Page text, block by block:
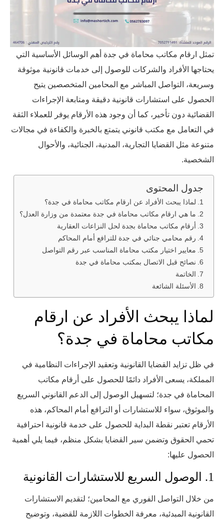
تمثل ارقام مكاتب محاماة في جدة أهم الوسائل الأساسية التي
يحتاجها الأفراد والشركات للوصول إلى خدمات قانونية موثوقة
وسريعة، التواصل المباشر مع المحامين المتخصصين يتيح
الحصول على استشارات قانونية دقيقة ومتابعة الإجراءات
القضائية دون تأخير، كما أن وجود هذه الأرقام يوفر للعملاء الثقة
في التعامل مع مكتب قانوني يتمتع بالخبرة والكفاءة في مجالات
متنوعة مثل القضايا التجارية، المدنية، الجنائية، والأحوال
الشخصية.
جدول المحتوى
لماذا يبحث الأفراد عن ارقام مكاتب محاماة في جدة؟
ما هي ارقام مكاتب محاماة في جدة معتمدة من وزارة العدل؟
أرقام مكاتب محاماة بجدة لحل النزاعات العقارية
رقم محامي جنائي في جدة للترافع أمام المحاكم
معايير اختيار مكتب محاماة المناسب عبر رقم التواصل
نصائح قبل الاتصال بمكتب محاماة في جدة
الخاتمة
الأسئلة الشائعة
لماذا يبحث الأفراد عن ارقام
مكاتب محاماة في جدة؟
في ظل تزايد القضايا القانونية وتعقيد الإجراءات النظامية في
المملكة، يسعى الأفراد دائمًا للحصول على أرقام مكاتب
المحاماة في جدة؛ لتسهيل الوصول إلى الدعم القانوني السريع
والموثوق، سواء للاستشارات أو الترافع أمام المحاكم، هذه
الأرقام تعتبر نقطة البداية للحصول على خدمة قانونية احترافية
تحمي الحقوق وتضمن سير القضايا بشكل منظم، فيما يلي أهمية
الحصول عليها:
1. الوصول السريع للاستشارات القانونية
من خلال التواصل الفوري مع المحامين؛ لتقديم الاستشارات
القانونية المبدئية، معرفة الخطوات اللازمة للقضية، وتوضيح